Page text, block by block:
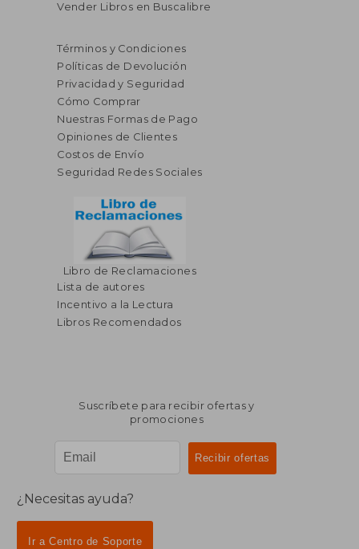
Vender Libros en Buscalibre
Términos y Condiciones
Políticas de Devolución
Privacidad y Seguridad
Cómo Comprar
Nuestras Formas de Pago
Opiniones de Clientes
Costos de Envío
Seguridad Redes Sociales
Libro de Reclamaciones
Lista de autores
Incentivo a la Lectura
Libros Recomendados
Suscríbete para recibir ofertas y
promociones
¿Necesitas ayuda?
Ir a Centro de Soporte